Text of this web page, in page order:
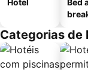
Hotel
Bed
Categorias de